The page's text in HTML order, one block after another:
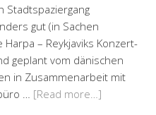
Stadtspaziergang
gut (in Sachen
– Reykjaviks Konzert-
geplant vom dänischen
in Zusammenarbeit mit
… [Read more…]